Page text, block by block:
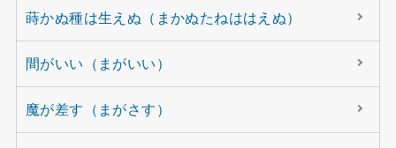
蒔かぬ種は生えぬ（まかぬたねははえぬ）
間がいい（まがいい）
魔が差す（まがさす）